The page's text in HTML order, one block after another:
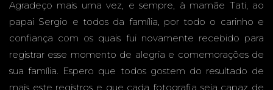
OS CG -
Agradeço mais uma vez, e sempre, à mamãe Tati, ao
papai Sergio e todos da família, por todo o carinho e
confiança com os quais fui novamente recebido para
registrar esse momento de alegria e comemorações de
sua família. Espero que todos gostem do resultado de
mais este registros e que cada fotografia seja capaz de